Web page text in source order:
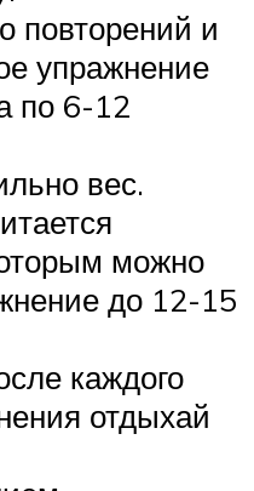
повторений и
упражнение
по 6-12
вес.
можно
до 12-15
каждого
отдыхай